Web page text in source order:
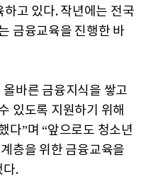
고 있다. 작년에는 전국
금융교육을 진행한 바
바른 금융지식을 쌓고
있도록 지원하기 위해
다”며 “앞으로도 청소년
층을 위한 금융교육을
다.